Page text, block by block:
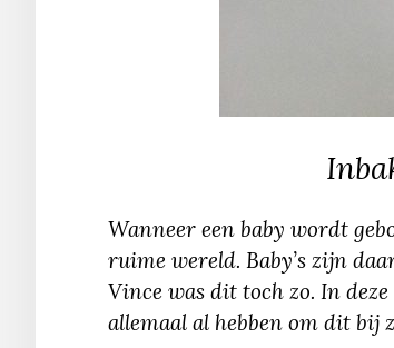
Wanneer een baby wordt
ruime wereld. Baby’s zijn
Vince was dit toch zo. In
allemaal al hebben om dit bij